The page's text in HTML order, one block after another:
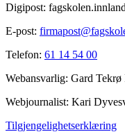
Digipost:
E-post:
Telefon: 61 14 54 00
Webansvarlig: Gard Tekrø
Webjournalist: Kari
Tilgjengelighetserklæring